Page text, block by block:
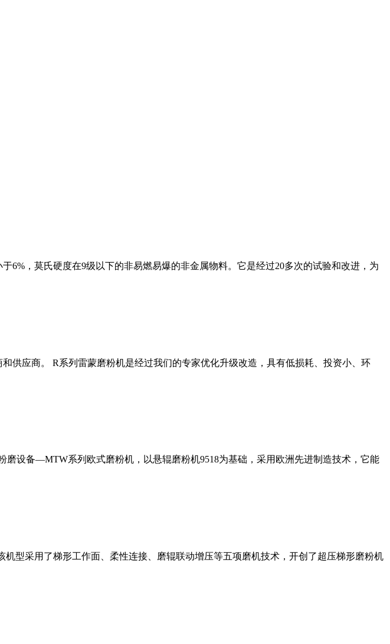
6%，莫氏硬度在9级以下的非易燃易爆的非金属物料。它是经过20多次的试验和改进，为
供应商。 R系列雷蒙磨粉机是经过我们的专家优化升级改造，具有低损耗、投资小、环
设备—MTW系列欧式磨粉机，以悬辊磨粉机9518为基础，采用欧洲先进制造技术，它能
型采用了梯形工作面、柔性连接、磨辊联动增压等五项磨机技术，开创了超压梯形磨粉机